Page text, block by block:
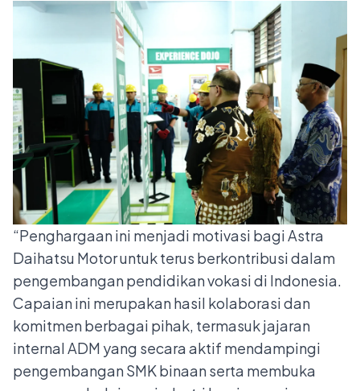
“Penghargaan ini menjadi motivasi bagi Astra
Daihatsu Motor untuk terus berkontribusi dalam
pengembangan pendidikan vokasi di Indonesia.
Capaian ini merupakan hasil kolaborasi dan
komitmen berbagai pihak, termasuk jajaran
internal ADM yang secara aktif mendampingi
pengembangan SMK binaan serta membuka